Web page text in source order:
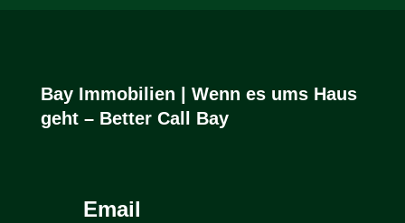
Bay Immobilien | Wenn es ums Haus
geht – Better Call Bay
Email